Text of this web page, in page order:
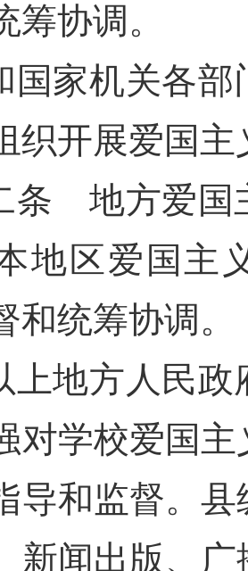
筹协调。
国家机关各
织开展爱国
条 地方爱国
地区爱国主
和统筹协调。
上地方人民政
对学校爱国
导和监督。
新闻出版、